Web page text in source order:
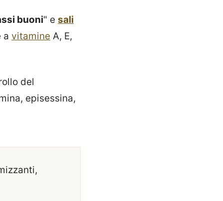
buoni" e sali
a vitamine A, E,
del
episessina,